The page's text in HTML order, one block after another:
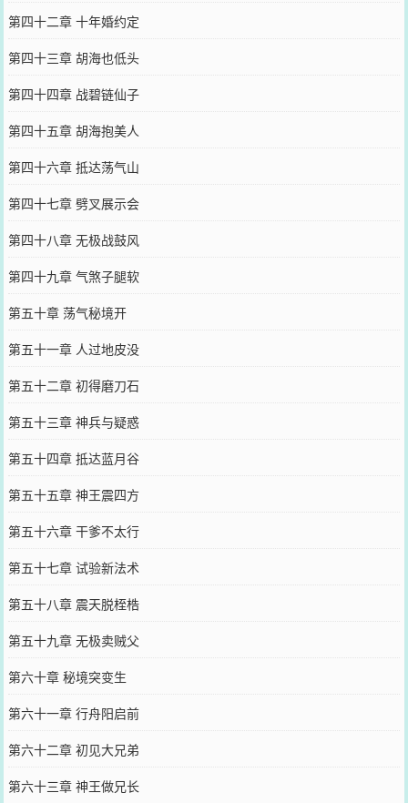
第四十二章 十年婚约定
第四十三章 胡海也低头
第四十四章 战碧链仙子
第四十五章 胡海抱美人
第四十六章 抵达荡气山
第四十七章 劈叉展示会
第四十八章 无极战鼓风
第四十九章 气煞子腿软
第五十章 荡气秘境开
第五十一章 人过地皮没
第五十二章 初得磨刀石
第五十三章 神兵与疑惑
第五十四章 抵达蓝月谷
第五十五章 神王震四方
第五十六章 干爹不太行
第五十七章 试验新法术
第五十八章 震天脱桎梏
第五十九章 无极卖贼父
第六十章 秘境突变生
第六十一章 行舟阳启前
第六十二章 初见大兄弟
第六十三章 神王做兄长